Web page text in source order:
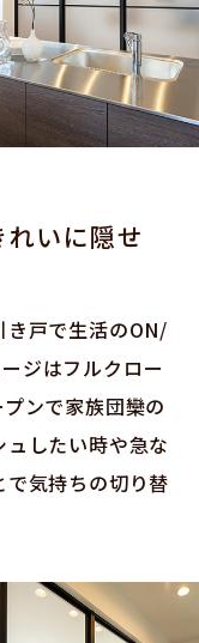
いに隠せ
き戸で生活のON/
ジはフルクロー
ンで家族団欒の
したい時や急な
気持ちの切り替